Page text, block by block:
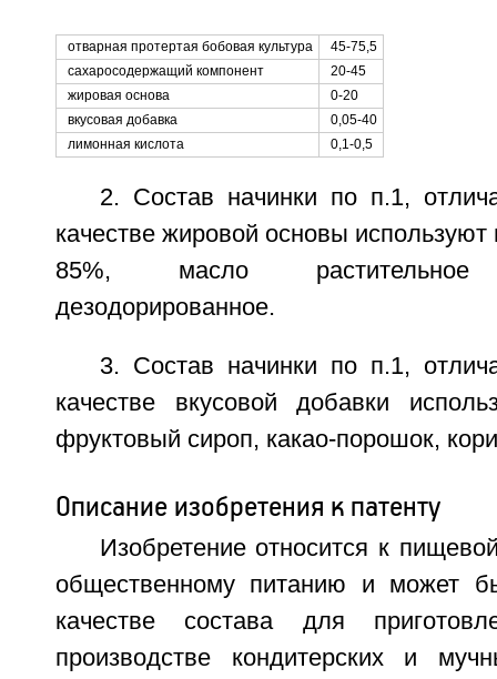
отварная протертая бобовая культура
45-75,5
сахаросодержащий компонент
20-45
жировая основа
0-20
вкусовая добавка
0,05-40
лимонная кислота
0,1-0,5
2. Состав начинки по п.1,
качестве жировой основы
85%, масло растительное
дезодорированное.
3. Состав начинки по п.1,
качестве вкусовой добавки
фруктовый сироп, какао-порошок,
Описание изобретения к патенту
Изобретение относится к
общественному питанию и может
качестве состава для
производстве кондитерских и